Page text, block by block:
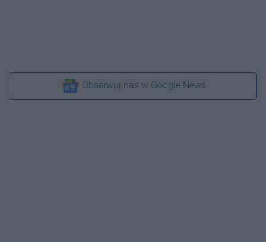
Obserwuj nas w Google News